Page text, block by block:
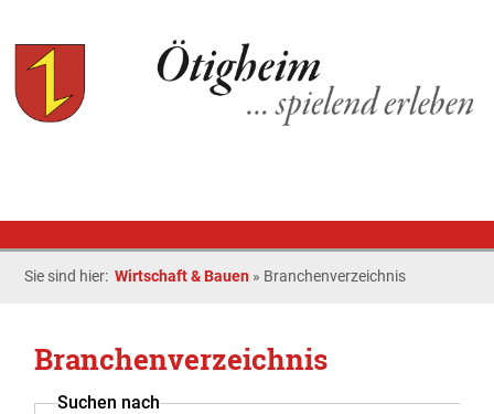
Sie sind hier:Wirtschaft & Bauen » Branchenverzeichnis
Branchenverzeichnis
Suchen nach